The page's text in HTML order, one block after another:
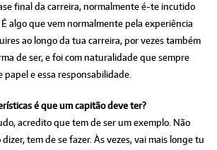
final da carreira, normalmente é-te incutido
É algo que vem normalmente pela experiência
ao longo da tua carreira, por vezes também
de ser, e foi com naturalidade que sempre
papel e essa responsabilidade.
é que um capitão deve ter?
acredito que tem de ser um exemplo. Não
dizer, tem de se fazer. Às vezes, vai mais longe tu